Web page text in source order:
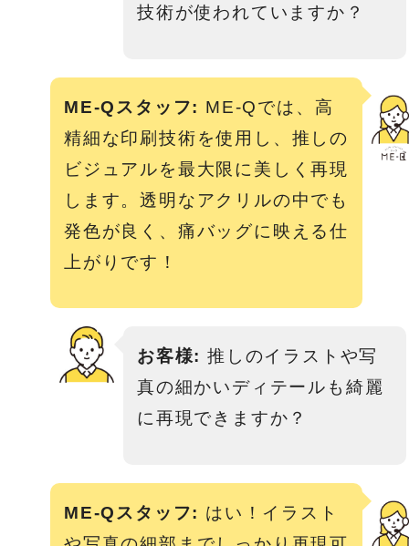
技術が使われていますか？
ME-Qスタッフ: ME-Qでは、高
精細な印刷技術を使用し、推しの
ビジュアルを最大限に美しく再現
します。透明なアクリルの中でも
発色が良く、痛バッグに映える仕
上がりです！
お客様: 推しのイラストや写
真の細かいディテールも綺麗
に再現できますか？
ME-Qスタッフ: はい！イラスト